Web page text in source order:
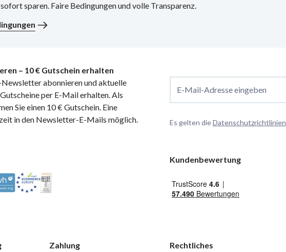
sparen. Faire Bedingungen und volle Transparenz.
– 10 € Gutschein erhalten
Newsletter abonnieren und aktuelle
per E-Mail erhalten. Als
Sie einen 10 € Gutschein. Eine
in den Newsletter-E-Mails möglich.
E-Mail-Adresse eingeben
Es gelten dieDatenschutzrichtlinien
Kundenbewertung
Zahlung Rechtliches